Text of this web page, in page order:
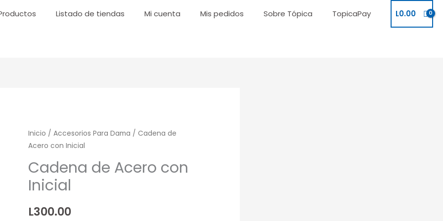
Listado de tiendas Mi cuenta Mis pedidos Sobre Tópica TopicaPay L0.00
Inicio / Accesorios Para Dama / Cadena de
Acero con Inicial
Cadena de Acero con
Inicial
L300.00
Cadena
de
Acero
con
Inicial